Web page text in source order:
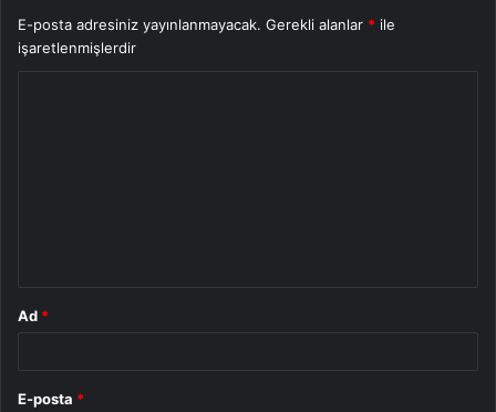
E-posta adresiniz yayınlanmayacak. Gerekli alanlar * ile
işaretlenmişlerdir
Ad *
E-posta *